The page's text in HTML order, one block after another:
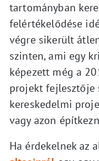
tartományban
felértékelődése
végre sikerült
szinten, ami egy
képezett még a
projekt fejlesztője
kereskedelmi
vagy azon
Ha érdekelnek az